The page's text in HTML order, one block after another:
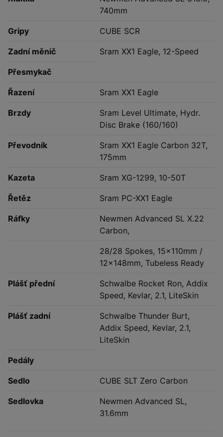
740mm
Gripy CUBE SCR
Zadní měnič Sram XX1 Eagle, 12-Speed
Přesmykač
Řazení Sram XX1 Eagle
Brzdy
Sram Level Ultimate, Hydr.
Disc Brake (160/160)
Převodník
Sram XX1 Eagle Carbon 32T,
175mm
Kazeta Sram XG-1299, 10-50T
Řetěz Sram PC-XX1 Eagle
Ráfky
Newmen Advanced SL X.22
Carbon,
28/28 Spokes, 15x110mm /
12x148mm, Tubeless Ready
Plášť přední
Schwalbe Rocket Ron, Addix
Speed, Kevlar, 2.1, LiteSkin
Plášť zadní
Schwalbe Thunder Burt,
Addix Speed, Kevlar, 2.1,
LiteSkin
Pedály
Sedlo CUBE SLT Zero Carbon
Sedlovka
Newmen Advanced SL,
31.6mm